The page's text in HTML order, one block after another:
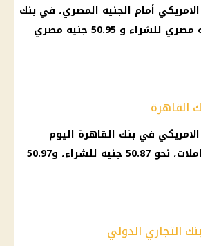
أمام الجنيه المصري، في بنك
مصر نحو 50.85 جنيه مصري للشراء و 50.95 جنيه مصري
القاهرة
في بنك القاهرة اليوم
الثلاثاء بمنتصف تعاملات، نحو 50.87 جنيه للشراء، و50.97
التجاري الدولي